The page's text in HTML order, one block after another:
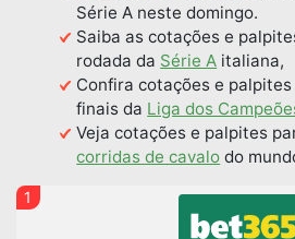
Série A neste domingo.
Saiba as cotações e
rodada da Série A italiana,
Confira cotações e
finais da Liga dos
Veja cotações e palpites
corridas de cavalo do
1